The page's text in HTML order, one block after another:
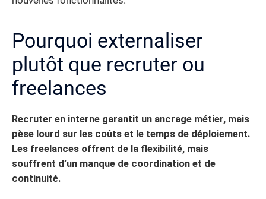
Pourquoi externaliser
plutôt que recruter ou
freelances
Recruter en interne garantit un ancrage métier, mais
pèse lourd sur les coûts et le temps de déploiement.
Les freelances offrent de la flexibilité, mais
souffrent d’un manque de coordination et de
continuité.